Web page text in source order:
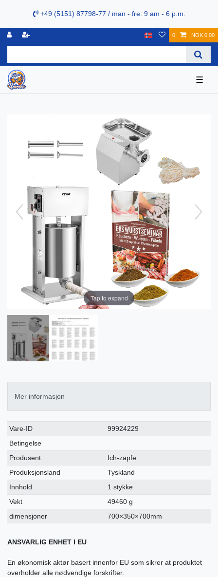
+49 (5151) 87798-77 / man - fre: 9 am - 6 p.m.
0 NOK 0.00
☰
Tap to expand
Mer informasjon
Ceres::Template.singleItemTechnicalDataAttribute
Ceres::Template.singleItemTechnicalDataValue
Vare-ID
99924229
Betingelse
Produsent
Ich-zapfe
Produksjonsland
Tyskland
Innhold
1 stykke
Vekt
49460 g
dimensjoner
700×350×700mm
ANSVARLIG ENHET I EU
En økonomisk aktør basert innenfor EU som sikrer at produktet
overholder alle nødvendige forskrifter.